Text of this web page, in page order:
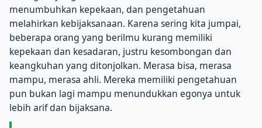
menumbuhkan kepekaan, dan pengetahuan
melahirkan kebijaksanaan. Karena sering kita jumpai,
beberapa orang yang berilmu kurang memiliki
kepekaan dan kesadaran, justru kesombongan dan
keangkuhan yang ditonjolkan. Merasa bisa, merasa
mampu, merasa ahli. Mereka memiliki pengetahuan
pun bukan lagi mampu menundukkan egonya untuk
lebih arif dan bijaksana.